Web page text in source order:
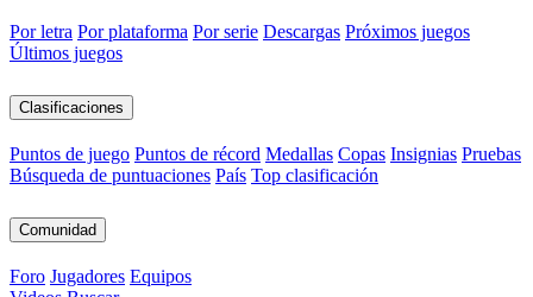
Por letra Por plataforma Por serie Descargas Próximos juegos
Últimos juegos
Clasificaciones
Puntos de juego Puntos de récord Medallas Copas Insignias Pruebas
Búsqueda de puntuaciones País Top clasificación
Comunidad
Foro Jugadores Equipos